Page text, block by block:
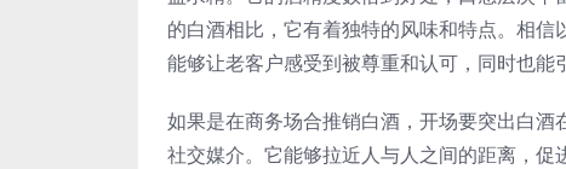
的白酒相比，它有着独特的风味和特点。相信
能够让老客户感受到被尊重和认可，同时也能
如果是在商务场合推销白酒，开场要突出白
社交媒介。它能够拉近人与人之间的距离，